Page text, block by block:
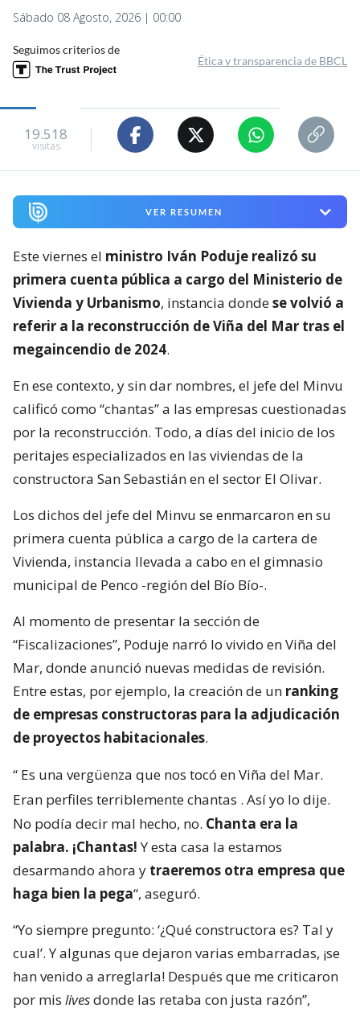
Sábado 08 Agosto, 2026 | 00:00
Seguimos criterios de
Ética y transparencia de BBCL
19.518
visitas
VER RESUMEN
Este viernes el ministro Iván Poduje realizó su
primera cuenta pública a cargo del Ministerio de
Vivienda y Urbanismo, instancia dondese volvió a
referir a la reconstrucción de Viña del Mar tras el
megaincendio de 2024.
En ese contexto, y sin dar nombres, el jefe del Minvu
calificó como “chantas” a las empresas cuestionadas
por la reconstrucción. Todo, a días del inicio de los
peritajes especializados en las viviendas de la
constructora San Sebastián en el sector El Olivar.
Los dichos del jefe del Minvu se enmarcaron en su
primera cuenta pública a cargo de la cartera de
Vivienda, instancia llevada a cabo en el gimnasio
municipal de Penco -región del Bío Bío-.
Al momento de presentar la sección de
“Fiscalizaciones”, Poduje narró lo vivido en Viña del
Mar, donde anunció nuevas medidas de revisión.
Entre estas, por ejemplo, la creación de un ranking
de empresas constructoras para la adjudicación
de proyectos habitacionales.
“ Es una vergüenza que nos tocó en Viña del Mar.
Eran perfiles terriblemente chantas . Así yo lo dije.
No podía decir mal hecho, no. Chanta era la
palabra. ¡Chantas!Y esta casa la estamos
desarmando ahora y traeremos otra empresa que
haga bien la pega“, aseguró.
“Yo siempre pregunto: ‘¿Qué constructora es? Tal y
cual’. Y algunas que dejaron varias embarradas, ¡se
han venido a arreglarla! Después que me criticaron
por mis livesdonde las retaba con justa razón”,